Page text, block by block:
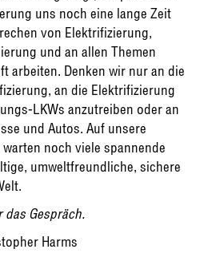
uns noch eine lange Zeit
von Elektrifizierung,
und an allen Themen
arbeiten. Denken wir nur an die
an die Elektrifizierung
LKWs anzutreiben oder an
und Autos. Auf unsere
noch viele spannende
umweltfreundliche, sichere
das Gespräch.
Harms